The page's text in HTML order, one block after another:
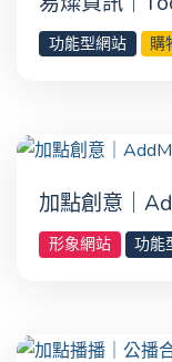
功能型網站 購
加點創意｜
形象網站 功能